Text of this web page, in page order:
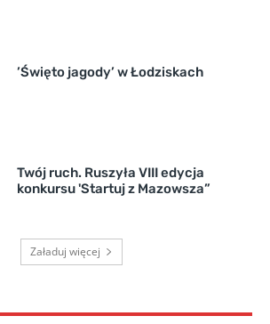
’Święto jagody’ w Łodziskach
Twój ruch. Ruszyła VIII edycja
konkursu 'Startuj z Mazowsza”
Załaduj więcej